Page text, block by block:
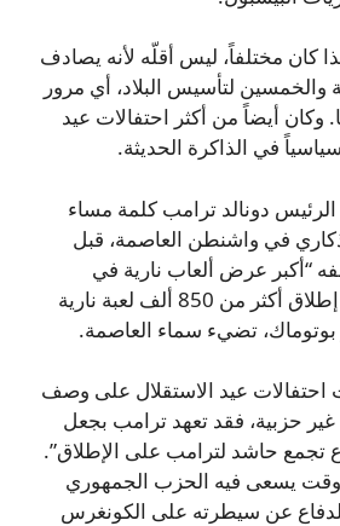
كان مختلفاً، ليس أقلّه لأنه يصادف
والخمسين لتأسيس البلاد، أي مرور
وكان أيضاً من أكثر احتفالات عيد
في الذاكرة الحديثة.
دونالد ترامب كلمة مساء
في واشنطن العاصمة، قبل
“أكبر عرض ألعاب نارية في
العالم”. ومن المقرر إطلاق أكثر من 850 ألف لعبة نارية
تضيء سماء العاصمة.
احتفالات عيد الاستقلال على وصف
غير حزبية، فقد تعهد ترامب بجعل
تجمع حاشد لترامب على الإطلاق”.
يسعى فيه الحزب الجمهوري
عن سيطرته على الكونغرس